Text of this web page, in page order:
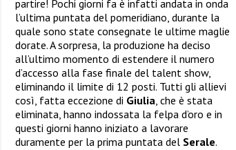
partire! Pochi giorni fa è infatti andata in onda
l’ultima puntata del pomeridiano, durante la
quale sono state consegnate le ultime maglie
dorate. A sorpresa, la produzione ha deciso
all’ultimo momento di estendere il numero
d’accesso alla fase finale del talent show,
eliminando il limite di 12 posti. Tutti gli allievi
così, fatta eccezione di Giulia, che è stata
eliminata, hanno indossata la felpa d’oro e in
questi giorni hanno iniziato a lavorare
duramente per la prima puntata del Serale.